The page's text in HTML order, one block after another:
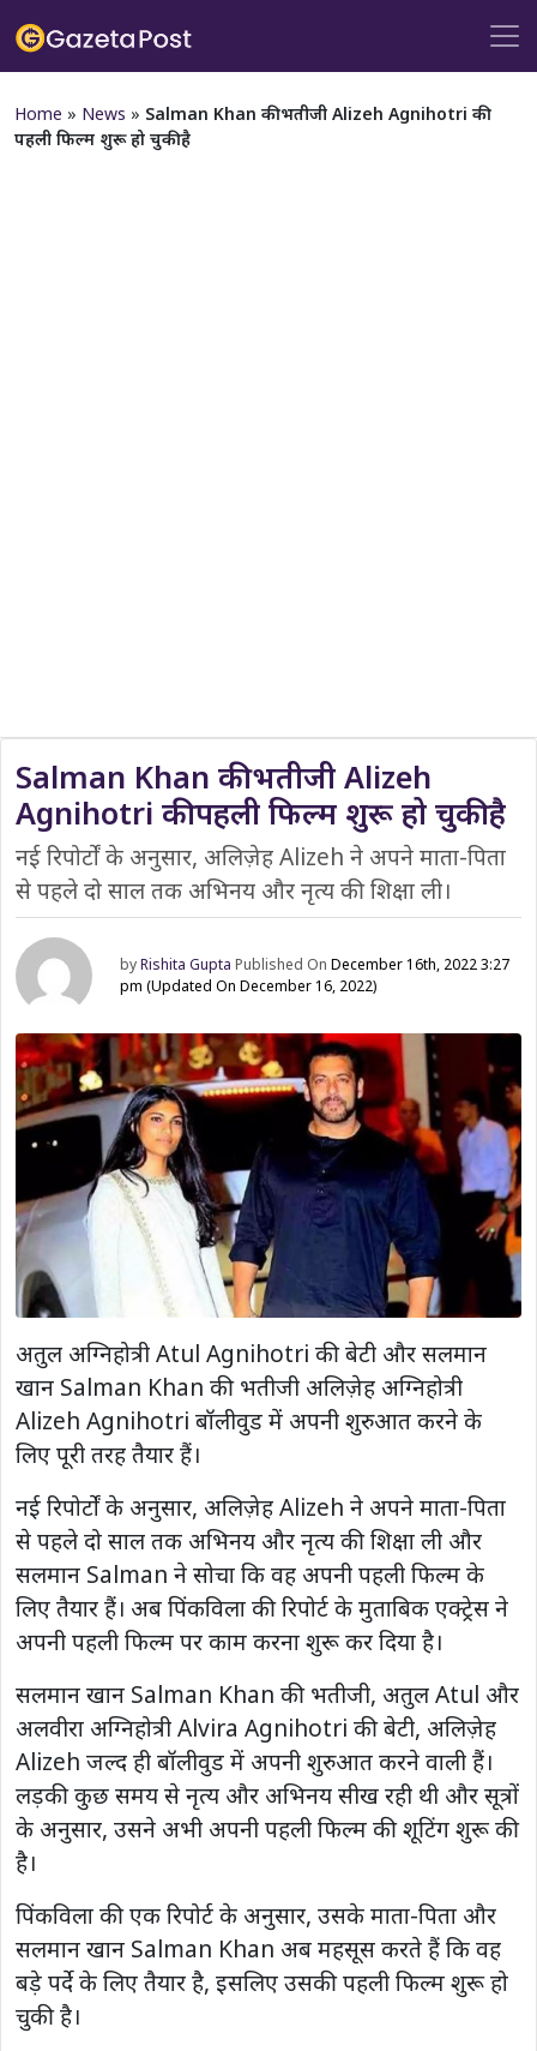
Home » News » Salman Khan की भतीजी Alizeh Agnihotri की
पहली फिल्म शुरू हो चुकी है
Salman Khan की भतीजी Alizeh
Agnihotri की पहली फिल्म शुरू हो चुकी है
नई रिपोर्टों के अनुसार, अलिज़ेह Alizeh ने अपने माता-पिता
से पहले दो साल तक अभिनय और नृत्य की शिक्षा ली।
byRishita Gupta Published OnDecember 16th, 2022 3:27
pm(Updated On December 16, 2022)
अतुल अग्निहोत्री Atul Agnihotri की बेटी और सलमान
खान Salman Khan की भतीजी अलिज़ेह अग्निहोत्री
Alizeh Agnihotri बॉलीवुड में अपनी शुरुआत करने के
लिए पूरी तरह तैयार हैं।
नई रिपोर्टों के अनुसार, अलिज़ेह Alizeh ने अपने माता-पिता
से पहले दो साल तक अभिनय और नृत्य की शिक्षा ली और
सलमान Salman ने सोचा कि वह अपनी पहली फिल्म के
लिए तैयार हैं। अब पिंकविला की रिपोर्ट के मुताबिक एक्ट्रेस ने
अपनी पहली फिल्म पर काम करना शुरू कर दिया है।
सलमान खान Salman Khan की भतीजी, अतुल Atul और
अलवीरा अग्निहोत्री Alvira Agnihotri की बेटी, अलिज़ेह
Alizeh जल्द ही बॉलीवुड में अपनी शुरुआत करने वाली हैं।
लड़की कुछ समय से नृत्य और अभिनय सीख रही थी और सूत्रों
के अनुसार, उसने अभी अपनी पहली फिल्म की शूटिंग शुरू की
है।
पिंकविला की एक रिपोर्ट के अनुसार, उसके माता-पिता और
सलमान खान Salman Khan अब महसूस करते हैं कि वह
बड़े पर्दे के लिए तैयार है, इसलिए उसकी पहली फिल्म शुरू हो
चुकी है।